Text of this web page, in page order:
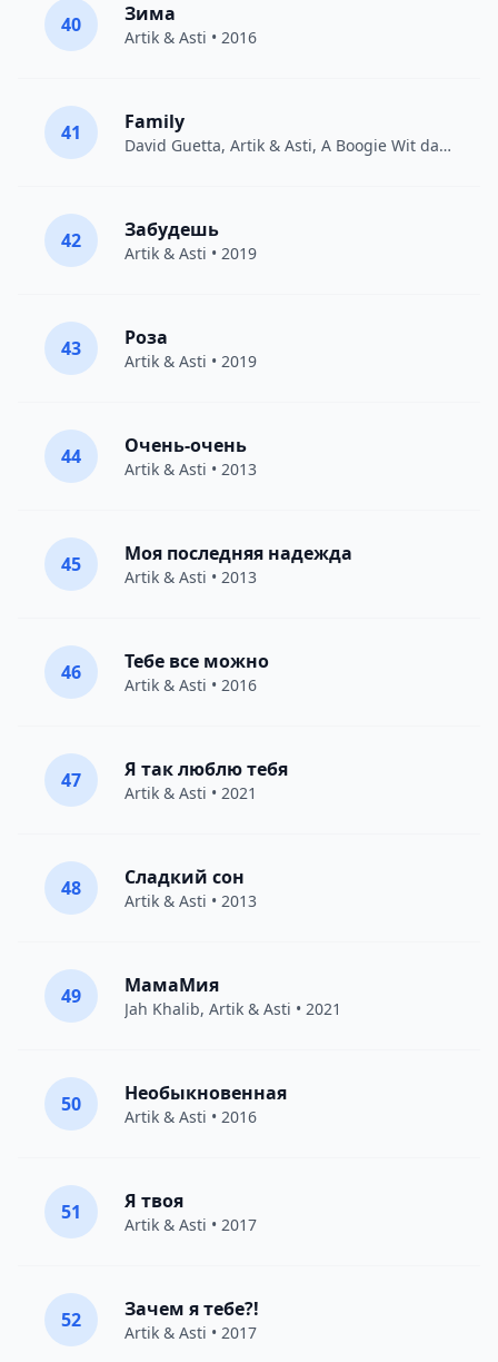
40 Зима
Artik & Asti • 2016
41 Family
David Guetta, Artik & Asti, A Boogie Wit da Hoodie
42 Забудешь
Artik & Asti • 2019
43 Роза
Artik & Asti • 2019
44 Очень-очень
Artik & Asti • 2013
45 Моя последняя надежда
Artik & Asti • 2013
46 Тебе все можно
Artik & Asti • 2016
47 Я так люблю тебя
Artik & Asti • 2021
48 Сладкий сон
Artik & Asti • 2013
49 МамаМия
Jah Khalib, Artik & Asti • 2021
50 Необыкновенная
Artik & Asti • 2016
51 Я твоя
Artik & Asti • 2017
52 Зачем я тебе?!
Artik & Asti • 2017